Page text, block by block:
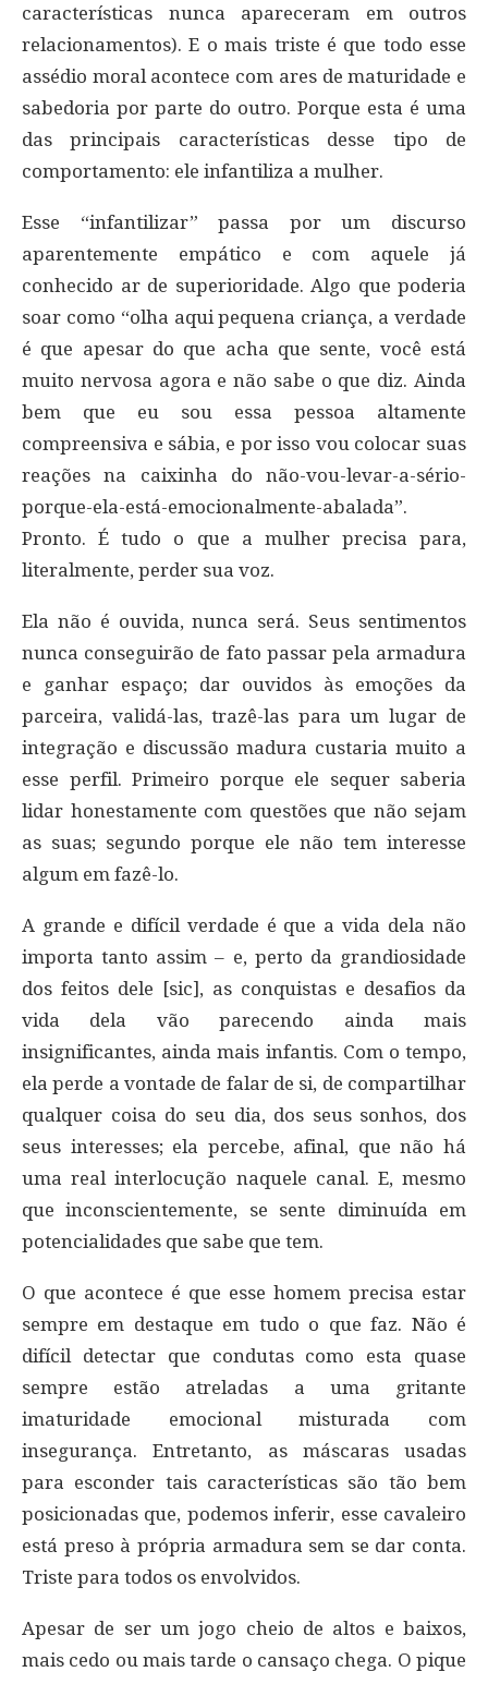
características nunca apareceram em outros
relacionamentos). E o mais triste é que todo esse
assédio moral acontece com ares de maturidade e
sabedoria por parte do outro. Porque esta é uma
das principais características desse tipo de
comportamento: ele infantiliza a mulher.
Esse “infantilizar” passa por um discurso
aparentemente empático e com aquele já
conhecido ar de superioridade. Algo que poderia
soar como “olha aqui pequena criança, a verdade
é que apesar do que acha que sente, você está
muito nervosa agora e não sabe o que diz. Ainda
bem que eu sou essa pessoa altamente
compreensiva e sábia, e por isso vou colocar suas
reações na caixinha do não-vou-levar-a-sério-
porque-ela-está-emocionalmente-abalada”.
Pronto. É tudo o que a mulher precisa para,
literalmente, perder sua voz.
Ela não é ouvida, nunca será. Seus sentimentos
nunca conseguirão de fato passar pela armadura
e ganhar espaço; dar ouvidos às emoções da
parceira, validá-las, trazê-las para um lugar de
integração e discussão madura custaria muito a
esse perfil. Primeiro porque ele sequer saberia
lidar honestamente com questões que não sejam
as suas; segundo porque ele não tem interesse
algum em fazê-lo.
A grande e difícil verdade é que a vida dela não
importa tanto assim – e, perto da grandiosidade
dos feitos dele [sic], as conquistas e desafios da
vida dela vão parecendo ainda mais
insignificantes, ainda mais infantis. Com o tempo,
ela perde a vontade de falar de si, de compartilhar
qualquer coisa do seu dia, dos seus sonhos, dos
seus interesses; ela percebe, afinal, que não há
uma real interlocução naquele canal. E, mesmo
que inconscientemente, se sente diminuída em
potencialidades que sabe que tem.
O que acontece é que esse homem precisa estar
sempre em destaque em tudo o que faz. Não é
difícil detectar que condutas como esta quase
sempre estão atreladas a uma gritante
imaturidade emocional misturada com
insegurança. Entretanto, as máscaras usadas
para esconder tais características são tão bem
posicionadas que, podemos inferir, esse cavaleiro
está preso à própria armadura sem se dar conta.
Triste para todos os envolvidos.
Apesar de ser um jogo cheio de altos e baixos,
mais cedo ou mais tarde o cansaço chega. O pique